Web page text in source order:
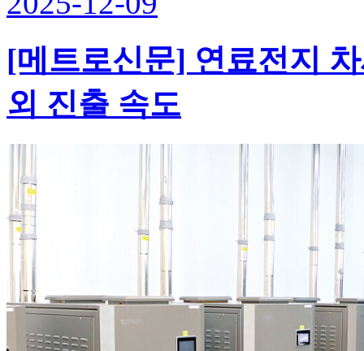
[메트로신문] 연료전지
외 진출 속도